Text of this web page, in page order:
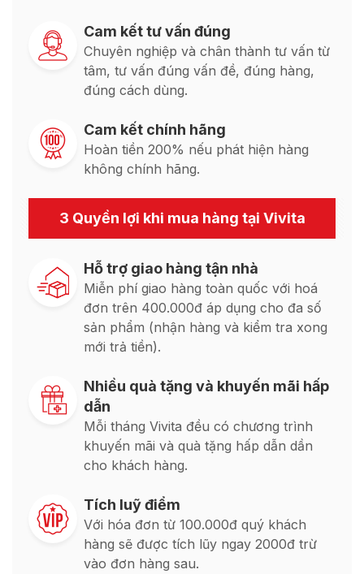
Cam kết tư vấn đúng
Chuyên nghiệp và chân thành tư vấn từ
tâm, tư vấn đúng vấn đề, đúng hàng,
đúng cách dùng.
Cam kết chính hãng
Hoàn tiền 200% nếu phát hiện hàng
không chính hãng.
3 Quyền lợi khi mua hàng tại Vivita
Hỗ trợ giao hàng tận nhà
Miễn phí giao hàng toàn quốc với hoá
đơn trên 400.000đ áp dụng cho đa số
sản phẩm (nhận hàng và kiểm tra xong
mới trả tiền).
Nhiều quà tặng và khuyến mãi hấp
dẫn
Mỗi tháng Vivita đều có chương trình
khuyến mãi và quà tặng hấp dẫn dần
cho khách hàng.
Tích luỹ điểm
Với hóa đơn từ 100.000đ quý khách
hàng sẽ được tích lũy ngay 2000đ trừ
vào đơn hàng sau.